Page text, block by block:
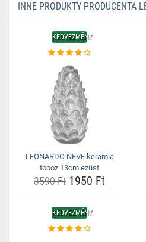
INNE PRODUKTY PRODUCENTA
KEDVEZMÉNY
LEONARDO NEVE kerámia
toboz 13cm ezüst
3590 Ft 1950 Ft
KEDVEZMÉNY